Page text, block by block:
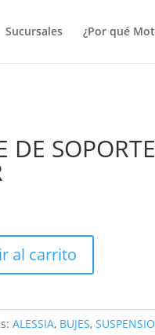
Sucursales ¿Por qué
DE
al carrito
ALESSIA, BUJES,